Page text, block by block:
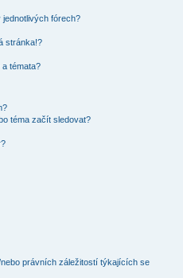
fórech?
stránka!?
témata?
téma začít sledovat?
právních záležitostí týkajících se